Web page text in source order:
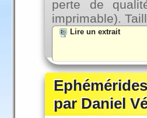
perte de
imprimable).
Lire un extrait
par Daniel